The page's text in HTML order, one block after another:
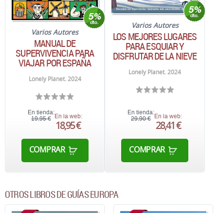
Varios Autores
MANUAL DE
SUPERVIVENCIA PARA
VIAJAR POR ESPAÑA
Lonely Planet. 2024
En tienda:
19,95 € En la web:
18,95 €
COMPRAR
Varios Autores
LOS MEJORES LUGARES
PARA ESQUIAR Y
DISFRUTAR DE LA NIEVE
Lonely Planet. 2024
En tienda:
29,90 € En la web:
28,41 €
COMPRAR
OTROS LIBROS DE GUÍAS EUROPA